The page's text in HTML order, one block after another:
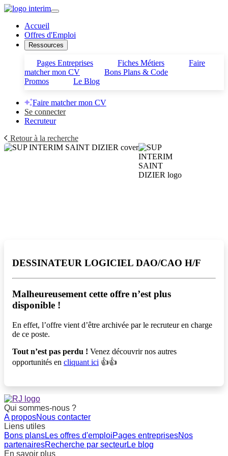
Accueil
Offres d'Emploi
Ressources
Pages Entreprises Fiches Métiers
Faire
matcher mon CV
Bons Plans & Code
Promos
Le Blog
Faire matcher mon CV
Se connecter
Recruteur
Retour à la recherche
DESSINATEUR LOGICIEL DAO/CAO H/F
Malheureusement cette offre n’est plus
disponible !️
En effet, l’offre vient d’être archivée par le recruteur en charge
de ce poste.
Tout n’est pas perdu ! Venez découvrir nos autres
opportunités en cliquant ici 👍👍
Qui sommes-nous ?
A proposNous contacter
Liens utiles
Bons plansLes offres d'emploiPages entreprisesNos
partenairesRecherche par secteurLe blog
En savoir plus